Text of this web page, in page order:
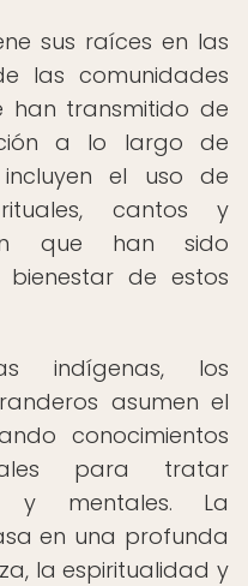
sus raíces en las
las comunidades
han transmitido de
a lo largo de
el uso de
cantos y
que han sido
de estos
indígenas, los
asumen el
conocimientos
para tratar
y mentales. La
en una profunda
la espiritualidad y